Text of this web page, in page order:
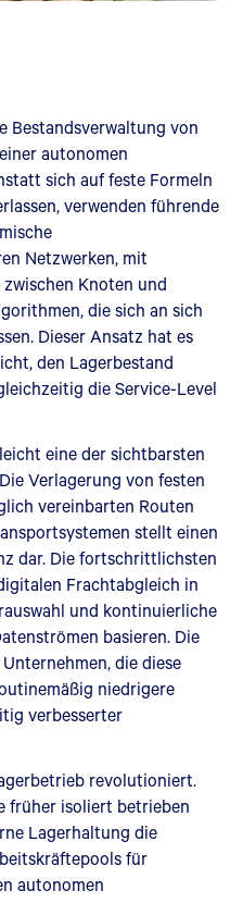
Bestandsverwaltung von
autonomen
sich auf feste Formeln
verwenden führende
Netzwerken, mit
Knoten und
die sich an sich
Dieser Ansatz hat es
den Lagerbestand
die Service-Level
eine der sichtbarsten
Verlagerung von festen
vereinbarten Routen
stellt einen
dar. Die fortschrittlichsten
Frachtabgleich in
und kontinuierliche
basieren. Die
die diese
niedrigere
verbesserter
revolutioniert.
früher isoliert betrieben
Lagerhaltung die
für
autonomen